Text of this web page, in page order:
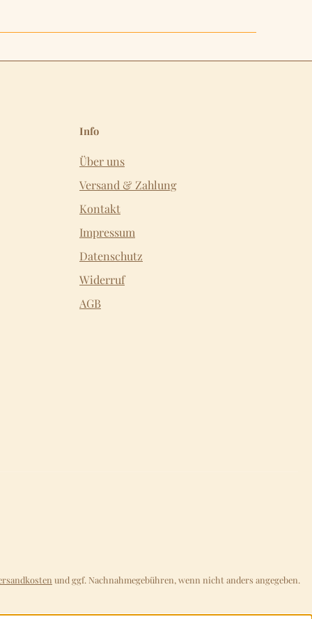
Info
Über uns
Versand & Zahlung
Kontakt
Impressum
Datenschutz
Widerruf
AGB
und ggf. Nachnahmegebühren, wenn nicht anders angegeben.